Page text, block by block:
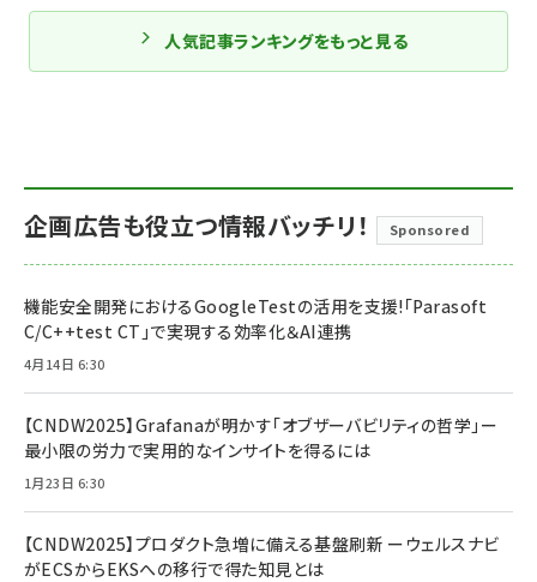
人気記事ランキングをもっと見る
企画広告も役立つ情報バッチリ！ Sponsored
機能安全開発におけるGoogleTestの活用を支援!「Parasoft
C/C++test CT」で実現する効率化＆AI連携
4月14日 6:30
【CNDW2025】Grafanaが明かす「オブザーバビリティの哲学」ー
最小限の労力で実用的なインサイトを得るには
1月23日 6:30
【CNDW2025】プロダクト急増に備える基盤刷新 ーウェルスナビ
がECSからEKSへの移行で得た知見とは